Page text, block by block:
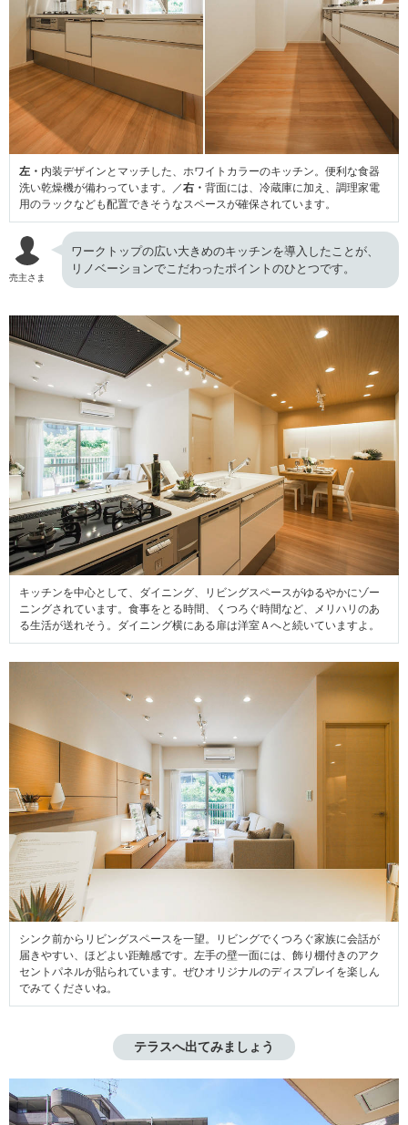
左・ 内装デザインとマッチした、ホワイトカラーのキッチン。便利な食器
洗い乾燥機が備わっています。／右・ 背面には、冷蔵庫に加え、調理家電
用のラックなども配置できそうなスペースが確保されています。
売主さま
ワークトップの広い大きめのキッチンを導入したことが、
リノベーションでこだわったポイントのひとつです。
キッチンを中心として、ダイニング、リビングスペースがゆるやかにゾー
ニングされています。食事をとる時間、くつろぐ時間など、メリハリのあ
る生活が送れそう。ダイニング横にある扉は洋室Ａへと続いていますよ。
シンク前からリビングスペースを一望。リビングでくつろぐ家族に会話が
届きやすい、ほどよい距離感です。左手の壁一面には、飾り棚付きのアク
セントパネルが貼られています。ぜひオリジナルのディスプレイを楽しん
でみてくださいね。
テラスへ出てみましょう